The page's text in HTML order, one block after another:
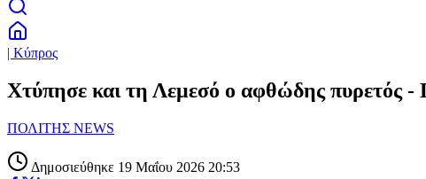
| Κύπρος
Χτύπησε και τη Λεμεσό ο αφθώδης πυρετός
ΠΟΛΙΤΗΣ NEWS
Δημοσιεύθηκε 19 Μαΐου 2026 20:53